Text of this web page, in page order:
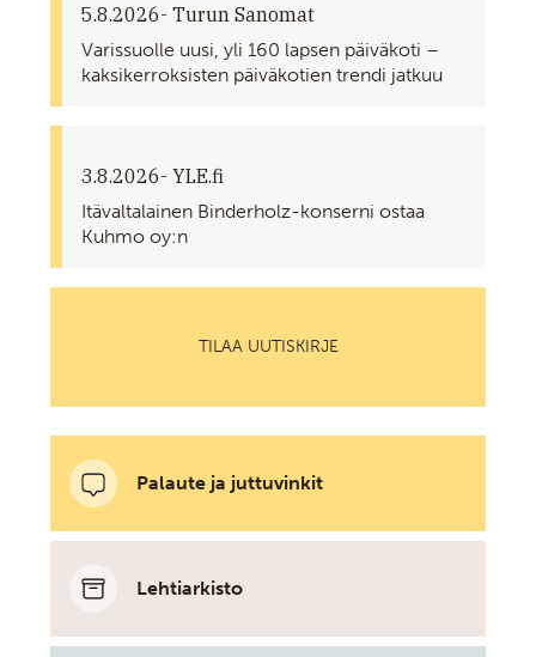
5.8.2026- Turun Sanomat
Varissuolle uusi, yli 160 lapsen päiväkoti –
kaksikerroksisten päiväkotien trendi jatkuu
3.8.2026- YLE.fi
Itävaltalainen Binderholz-konserni ostaa
Kuhmo oy:n
TILAA UUTISKIRJE
Palaute ja juttuvinkit
Lehtiarkisto